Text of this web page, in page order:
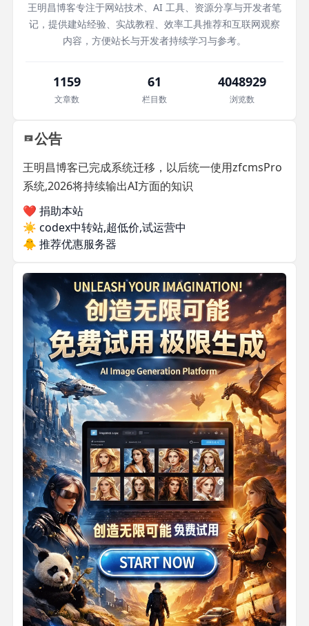
王明昌博客专注于网站技术、AI 工具、资源分享与开发者笔
记，提供建站经验、实战教程、效率工具推荐和互联网观察
内容，方便站长与开发者持续学习与参考。
1159
文章数
61
栏目数
4048929
浏览数
公告
王明昌博客已完成系统迁移，以后统一使用zfcmsPro
系统,2026将持续输出AI方面的知识
❤️ 捐助本站
☀️ codex中转站,超低价,试运营中
🐥 推荐优惠服务器